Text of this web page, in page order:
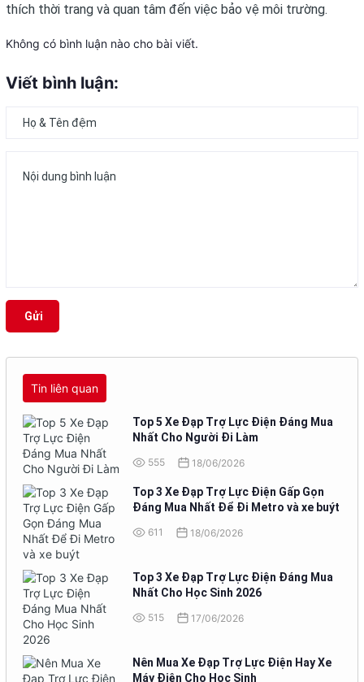
thích thời trang và quan tâm đến việc bảo vệ môi trường.
Không có bình luận nào cho bài viết.
Viết bình luận:
Gửi
Tin liên quan
Top 5 Xe Đạp Trợ Lực Điện Đáng Mua
Nhất Cho Người Đi Làm
555 18/06/2026
Top 3 Xe Đạp Trợ Lực Điện Gấp Gọn
Đáng Mua Nhất Để Đi Metro và xe buýt
611 18/06/2026
Top 3 Xe Đạp Trợ Lực Điện Đáng Mua
Nhất Cho Học Sinh 2026
515 17/06/2026
Nên Mua Xe Đạp Trợ Lực Điện Hay Xe
Máy Điện Cho Học Sinh